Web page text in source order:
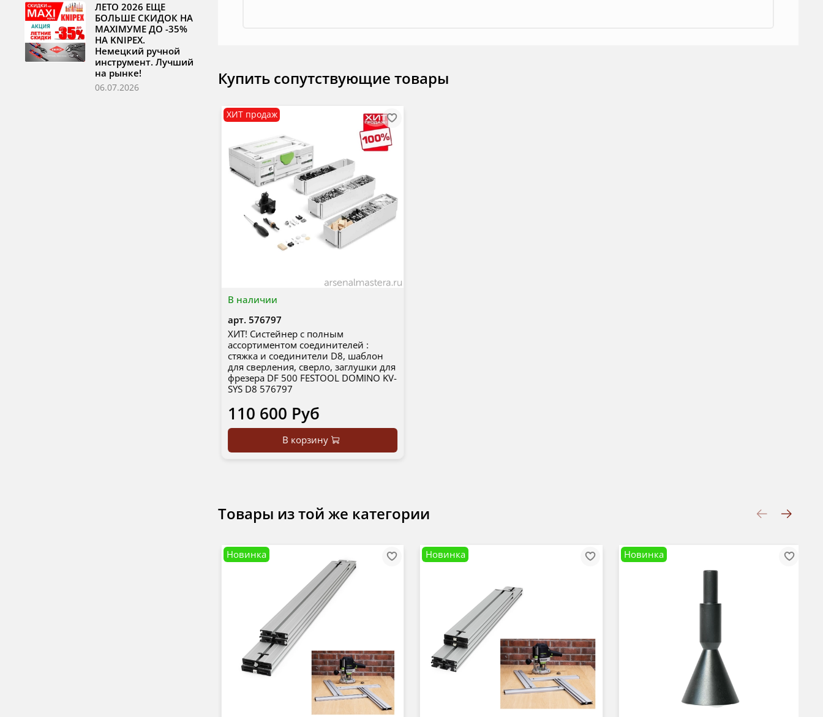
Купить сопутствующие товары
В наличии
ХИТ продаж
арт. 576797
ХИТ! Систейнер с полным
ассортиментом соединителей :
стяжка и соединители D8, шаблон
для сверления, сверло, заглушки для
фрезера DF 500 FESTOOL DOMINO KV-
SYS D8 576797
110 600 Руб
В корзину
Товары из той же категории
Новинка Новинка Новинка
ЛЕТО 2026 ЕЩЕ
БОЛЬШЕ СКИДОК НА
MAXIМУМЕ ДО -35%
НА KNIPEX.
Немецкий ручной
инструмент. Лучший
на рынке!
06.07.2026